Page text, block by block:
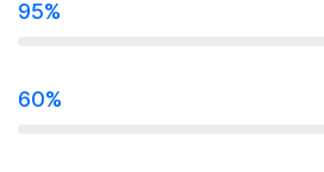
95%
60%